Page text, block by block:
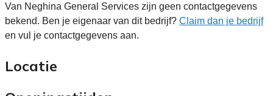
Van Neghina General Services zijn geen contactgegevens
bekend. Ben je eigenaar van dit bedrijf? Claim dan je bedrijf
en vul je contactgegevens aan.
Locatie